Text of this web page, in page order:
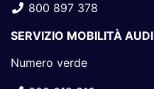
800 897 378
SERVIZIO MOBILITÀ AUDI
Numero verde